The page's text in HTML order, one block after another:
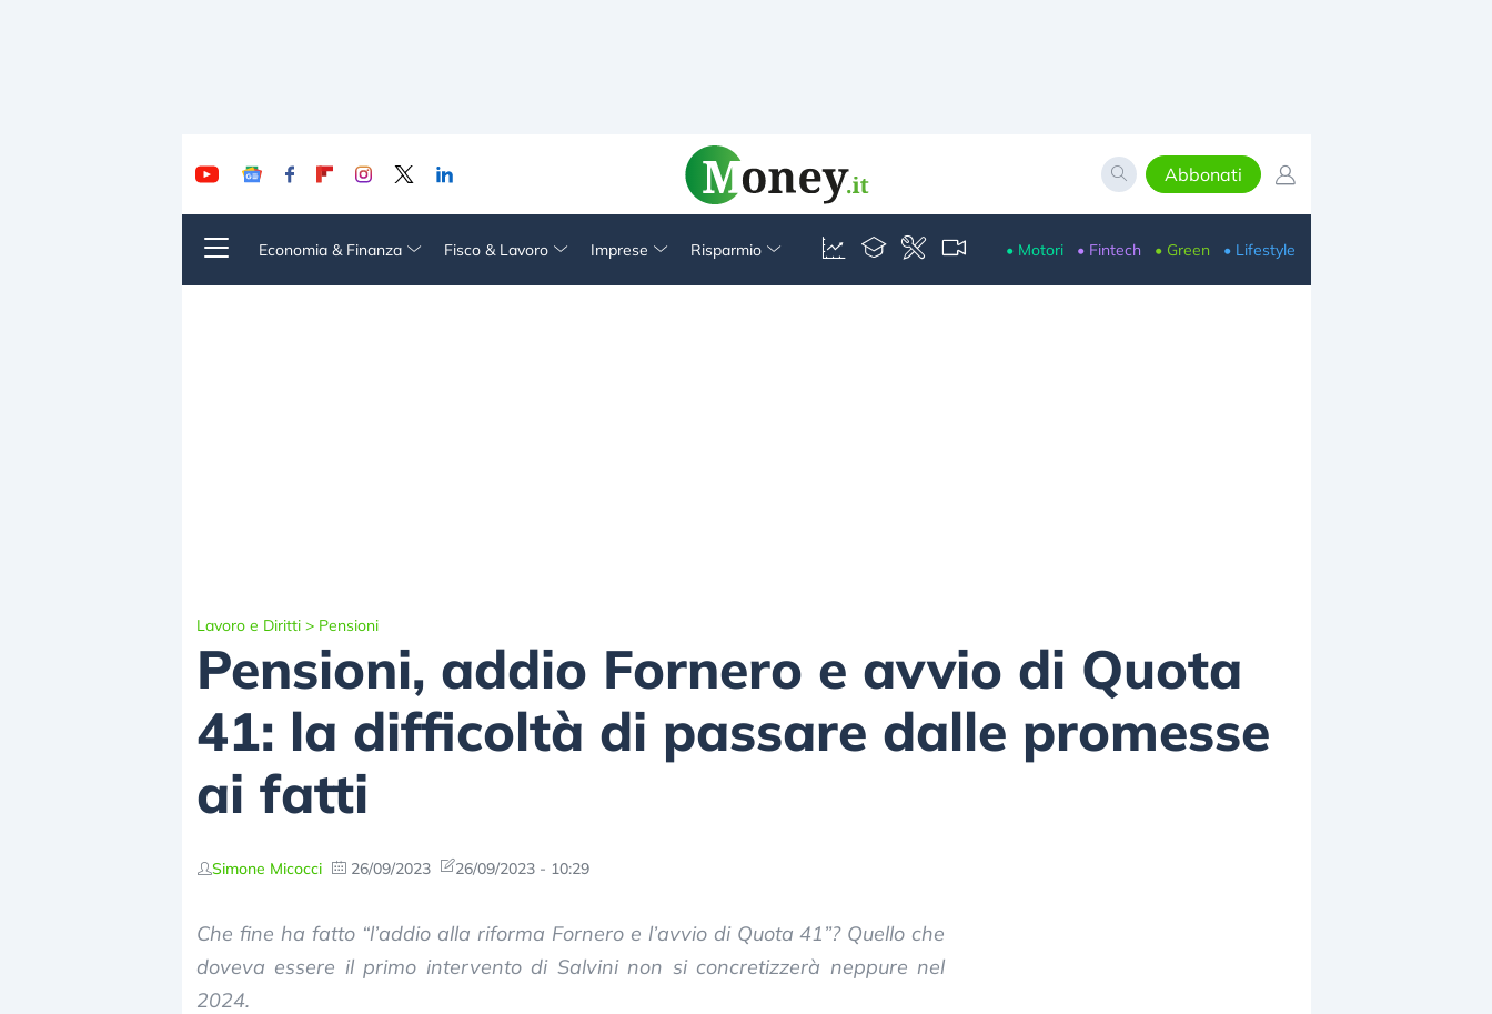
Abbonati
Economia & Finanza Fisco & Lavoro Imprese Risparmio • Motori • Fintech • Green • Lifestyle
Lavoro e Diritti > Pensioni
Pensioni, addio Fornero e avvio di Quota
41: la difficoltà di passare dalle promesse
ai fatti
Simone Micocci 26/09/2023 26/09/2023 - 10:29
Che fine ha fatto “l’addio alla riforma Fornero e l’avvio di Quota 41”? Quello che
doveva essere il primo intervento di Salvini non si concretizzerà neppure nel
2024.